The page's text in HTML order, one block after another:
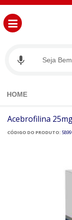
HOME
Acebrofilina
CÓDIGO DO PRODUTO: